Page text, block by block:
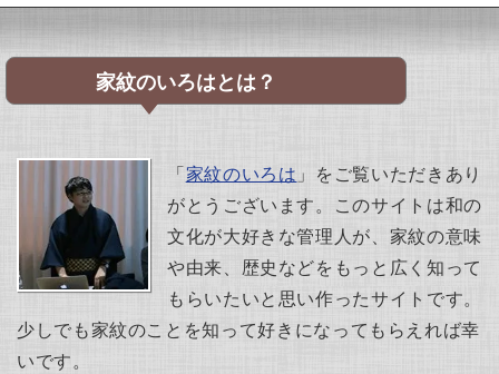
家紋のいろはとは？
「家紋のいろは 」をご覧いただきあり
がとうございます。このサイトは和の
文化が大好きな管理人が、家紋の意味
や由来、歴史などをもっと広く知って
もらいたいと思い作ったサイトです。
少しでも家紋のことを知って好きになってもらえれば幸
いです。